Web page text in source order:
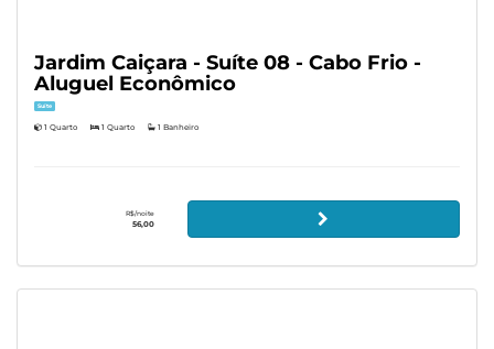
Jardim Caiçara - Suíte 08 - Cabo Frio -
Aluguel Econômico
Suíte
1 Quarto 1 Quarto 1 Banheiro
R$/noite
56,00